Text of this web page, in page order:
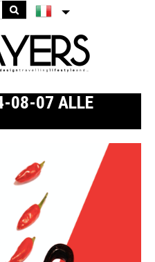
08-07 ALLE